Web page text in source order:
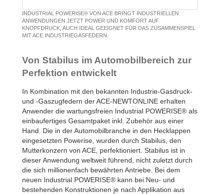
INDUSTRIAL POWERISE® VON ACE BRINGT INDUSTRIELLEN
ANWENDUNGEN JETZT POWER UND KOMFORT AUF
KNOPFDRUCK, AUCH IDEAL GEEIGNET FÜR DAS ZUSAMMENSPIEL
MIT ACE INDUSTRIEGASFEDERN.
Von Stabilus im Automobilbereich zur
Perfektion entwickelt
In Kombination mit den bekannten Industrie-Gasdruck-
und -Gaszugfedern der ACE-NEWTONLINE erhalten
Anwender die wartungsfreien Industrial POWERISE® als
einbaufertiges Gesamtpaket inkl. Zubehör aus einer
Hand. Die in der Automobilbranche in den Hecklappen
eingesetzten Powerise, wurden durch Stabilus, den
Mutterkonzern von ACE, perfektioniert. Stabilus ist in
dieser Anwendung weltweit führend, nicht zuletzt durch
die sich millionenfach bewährten Antriebe. Bei dem
neuen Industrial POWERISE® kann bei Neu- und
bestehenden Konstruktionen je nach Applikation aus